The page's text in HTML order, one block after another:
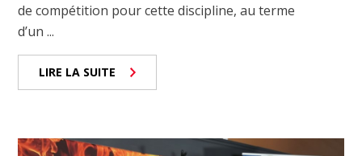
de compétition pour cette discipline, au terme
d’un ...
LIRE LA SUITE